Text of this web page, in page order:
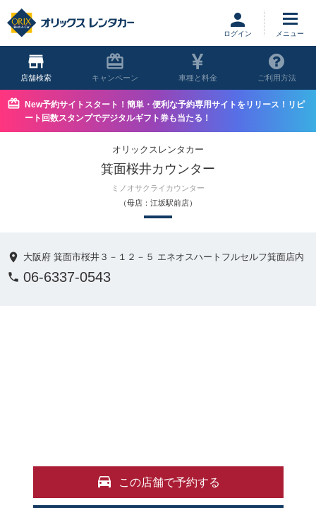
ログイン
店舗 キャンペーン 車種と料金 ご利用方法
New予約サイトスタート！簡単・便利な予約専用サイトをリリース！リピ
ート回数スタンプでデジタルギフト券も当たる！
オリックスレンタカー
箕面桜井カウンター
ミノオサクライカウンター
（母店：江坂駅前店）
大阪府 箕面市桜井３－１２－５ エネオスハートフルセルフ箕面店内
06-6337-0543
この店舗で予約する